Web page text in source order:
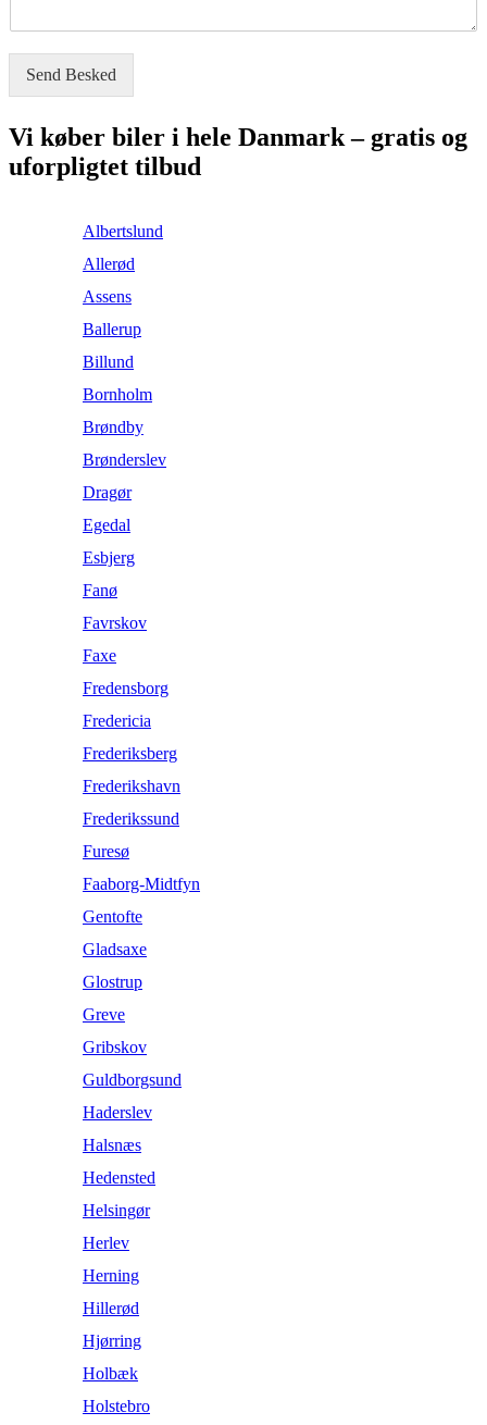
Send Besked
Vi køber biler i hele Danmark – gratis og
uforpligtet tilbud
Albertslund
Allerød
Assens
Ballerup
Billund
Bornholm
Brøndby
Brønderslev
Dragør
Egedal
Esbjerg
Fanø
Favrskov
Faxe
Fredensborg
Fredericia
Frederiksberg
Frederikshavn
Frederikssund
Furesø
Faaborg-Midtfyn
Gentofte
Gladsaxe
Glostrup
Greve
Gribskov
Guldborgsund
Haderslev
Halsnæs
Hedensted
Helsingør
Herlev
Herning
Hillerød
Hjørring
Holbæk
Holstebro